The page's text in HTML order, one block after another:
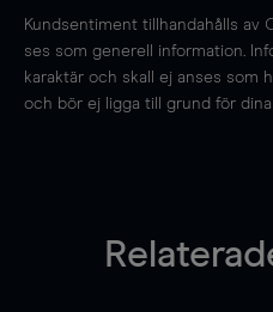
Kundsentiment tillhandahålls av
ses som generell information.
karaktär och skall ej anses som
och bör ej ligga till grund för